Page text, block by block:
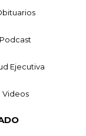
Podcast
Ejecutiva
Videos